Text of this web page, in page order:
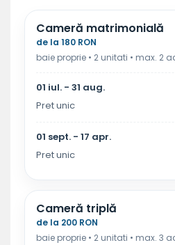
Cameră matrimonială
de la 180 RON
baie proprie • 2 unitati • max. 2
01 iul. - 31 aug.
Pret unic
01 sept. - 17 apr.
Pret unic
Cameră triplă
de la 200 RON
baie proprie • 2 unitati • max. 3